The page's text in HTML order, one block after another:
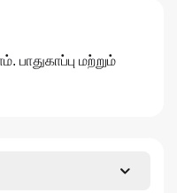
மற்றும்